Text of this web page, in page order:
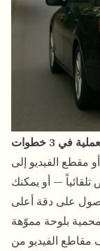
— أو يمكنك
على دقة أعلى
بلوحة مموّهة
مقاطع الفيديو من